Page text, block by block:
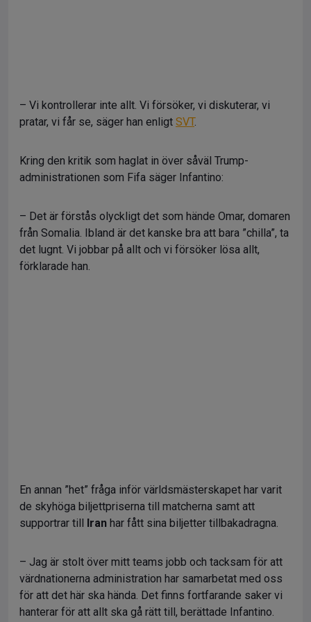
– Vi kontrollerar inte allt. Vi försöker, vi diskuterar, vi
pratar, vi får se, säger han enligt SVT.
Kring den kritik som haglat in över såväl Trump-
administrationen som Fifa säger Infantino:
– Det är förstås olyckligt det som hände Omar, domaren
från Somalia. Ibland är det kanske bra att bara ”chilla”, ta
det lugnt. Vi jobbar på allt och vi försöker lösa allt,
förklarade han.
En annan ”het” fråga inför världsmästerskapet har varit
de skyhöga biljettpriserna till matcherna samt att
supportrar till Iran har fått sina biljetter tillbakadragna.
– Jag är stolt över mitt teams jobb och tacksam för att
värdnationerna administration har samarbetat med oss
för att det här ska hända. Det finns fortfarande saker vi
hanterar för att allt ska gå rätt till, berättade Infantino.